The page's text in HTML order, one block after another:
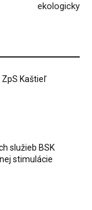
ekologicky
ZpS Kaštieľ
služieb BSK
stimulácie